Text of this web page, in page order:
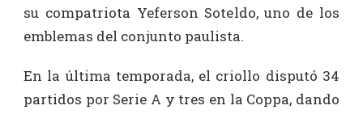
su compatriota Yeferson Soteldo, uno de los
emblemas del conjunto paulista.
En la última temporada, el criollo disputó 34
partidos por Serie A y tres en la Coppa, dando